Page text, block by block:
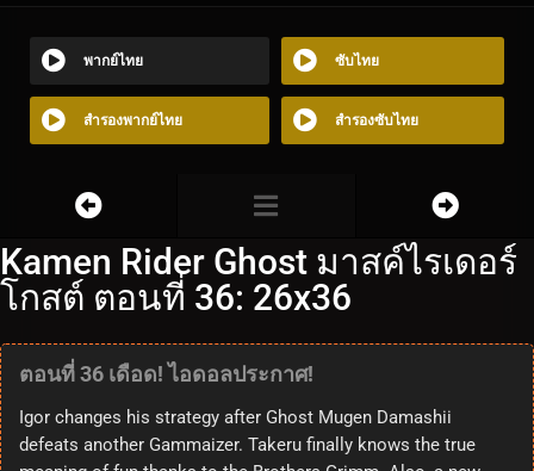
พากย์ไทย ซับไทย
สำรองพากย์ไทย สำรองซับไทย
Kamen Rider Ghost มาสค์ไรเดอร์
โกสต์ ตอนที่ 36: 26x36
ตอนที่ 36 เดือด! ไอดอลประกาศ!
Igor changes his strategy after Ghost Mugen Damashii
defeats another Gammaizer. Takeru finally knows the true